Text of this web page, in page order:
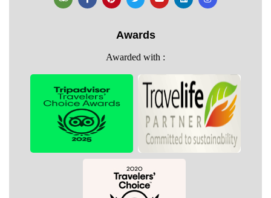
Awards
Awarded with :